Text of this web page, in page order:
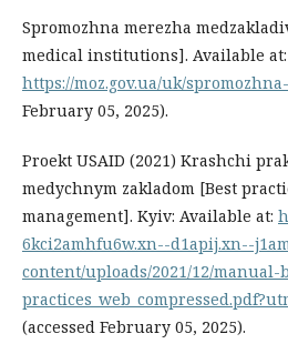
Spromozhna merezha
medical institutions]. Available at:
https://moz.gov.ua/uk/
February 05, 2025).
Proekt USAID (2021) Krashchi
medychnym zakladom [Best
management]. Kyiv: Available at:
6kci2amhfu6w.xn--d1apij.xn--
content/uploads/2021/12/manual-
(accessed February 05, 2025).